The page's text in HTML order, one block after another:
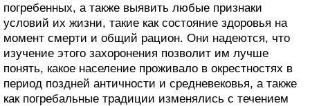
погребенных, а также выявить любые признаки
условий их жизни, такие как состояние здоровья на
момент смерти и общий рацион. Они надеются, что
изучение этого захоронения позволит им лучше
понять, какое население проживало в окрестностях в
период поздней античности и средневековья, а также
как погребальные традиции изменялись с течением